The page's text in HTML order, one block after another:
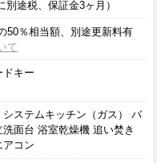
途税、保証金3ヶ月）
50％相当額、別途更新料有
て
ドキー
ステムキッチン（ガス） バ
面台 浴室乾燥機 追い焚き
アコン